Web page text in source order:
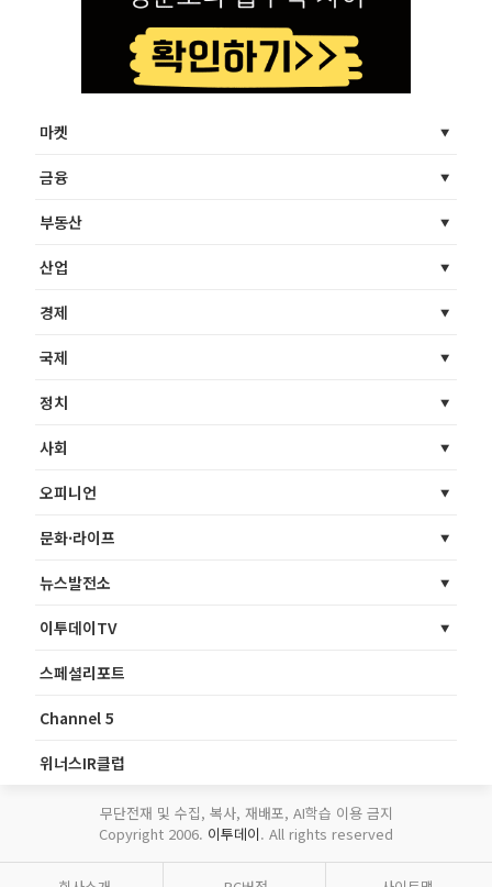
마켓
금융
부동산
산업
경제
국제
정치
사회
오피니언
문화·라이프
뉴스발전소
이투데이TV
스페셜리포트
Channel 5
위너스IR클럽
무단전재 및 수집, 복사, 재배포, AI학습 이용 금지
Copyright 2006. 이투데이. All rights reserved